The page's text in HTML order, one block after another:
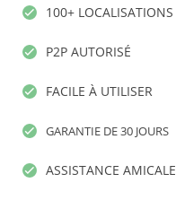
100+ LOCALISATIONS
P2P AUTORISÉ
FACILE À UTILISER
GARANTIE DE 30 JOURS
ASSISTANCE AMICALE